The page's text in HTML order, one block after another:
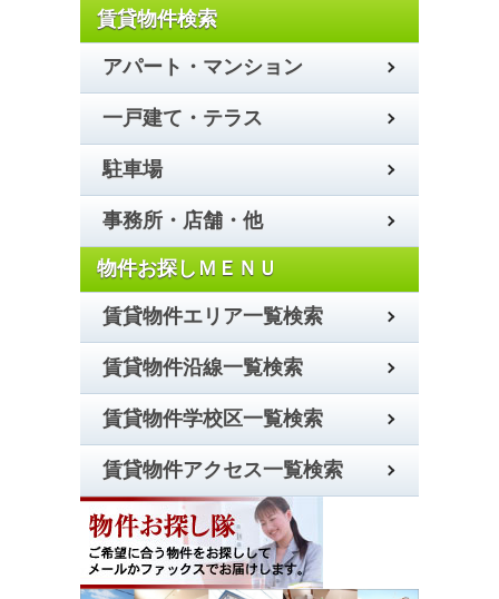
アパート・マンション
一戸建て・テラス
駐車場
事務所・店舗・他
賃貸物件エリア一覧検索
賃貸物件沿線一覧検索
賃貸物件学校区一覧検索
賃貸物件アクセス一覧検索